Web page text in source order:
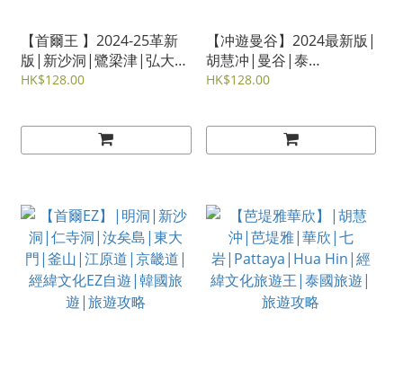
【首爾王 】2024-25革新
版|新沙洞|鷺梁津|弘大|
梨大|釜山|光化門|經緯文
HK$128.00
【冲遊曼谷】2024最新版|
胡慧冲|曼谷|泰
國|Chitlom|Siam|夜市
HK$128.00